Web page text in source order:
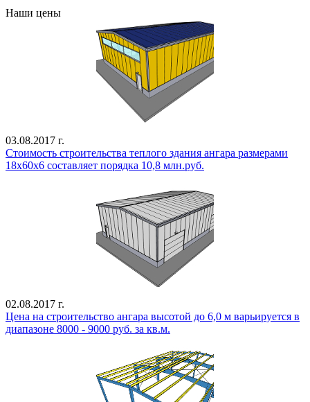
Наши цены
03.08.2017 г.
Стоимость строительства теплого здания ангара размерами
18х60х6 составляет порядка 10,8 млн.руб.
02.08.2017 г.
Цена на строительство ангара высотой до 6,0 м варьируется в
диапазоне 8000 - 9000 руб. за кв.м.